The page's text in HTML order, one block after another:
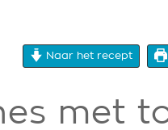
Naar het recept
met